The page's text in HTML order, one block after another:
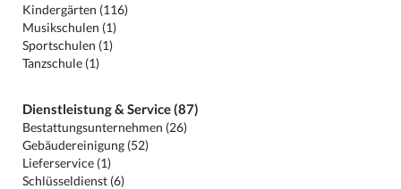
Kindergärten (116)
Musikschulen (1)
Sportschulen (1)
Tanzschule (1)
Dienstleistung & Service (87)
Bestattungsunternehmen (26)
Gebäudereinigung (52)
Lieferservice (1)
Schlüsseldienst (6)